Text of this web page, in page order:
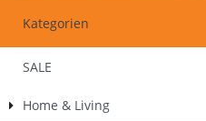
Kategorien
SALE
Home & Living